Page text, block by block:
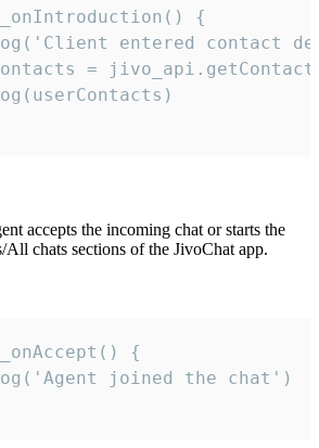
{
entered contact
=
accepts the incoming chat or starts the
chats sections of the JivoChat app.
{